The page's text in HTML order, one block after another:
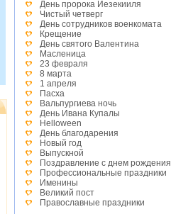
День пророка Иезекииля
Чистый четверг
День сотрудников военкомата
Крещение
День святого Валентина
Масленица
23 февраля
8 марта
1 апреля
Пасха
Вальпургиева ночь
День Ивана Купалы
Helloween
День благодарения
Новый год
Выпускной
Поздравление с днем рождения
Профессиональные праздники
Именины
Великий пост
Православные праздники